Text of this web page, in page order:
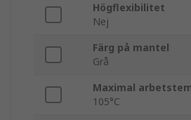
Högflexibilitet
Nej
Färg på mantel
Grå
Maximal
105°C